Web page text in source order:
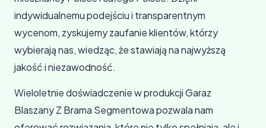
indywidualnemu podejściu i transparentnym
wycenom, zyskujemy zaufanie klientów, którzy
wybierają nas, wiedząc, że stawiają na najwyższą
jakość i niezawodność.
Wieloletnie doświadczenie w produkcji Garaz
Blaszany Z Brama Segmentowa pozwala nam